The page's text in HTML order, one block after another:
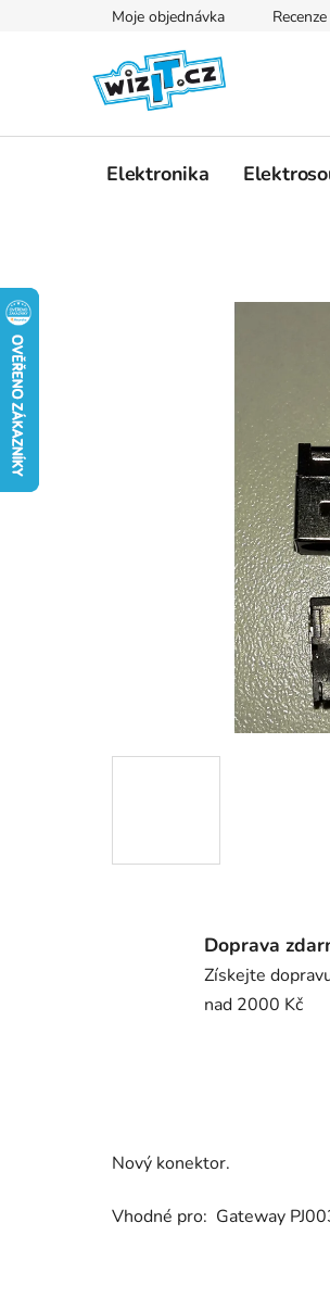
Moje objednávka Recenze
Elektronika
Doprava
Získejte
nad 2000 Kč
Nový konektor.
Vhodné pro: Gateway